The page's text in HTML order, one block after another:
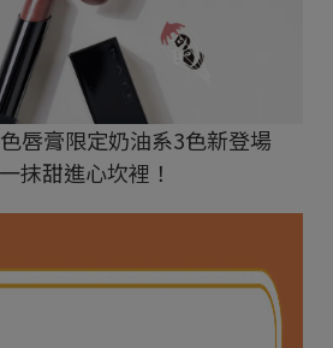
唇膏限定奶油系3色新登場
抹甜進心坎裡！